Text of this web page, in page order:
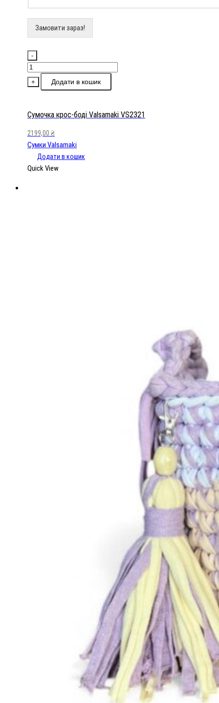
Замовити зараз!
-
Сумочка
крос-
боді
VS2321
+ Додати в кошик
Сумочка крос-боді Valsamaki VS2321
2199,00 ₴
Сумки Valsamaki
Додати в кошик
Quick View